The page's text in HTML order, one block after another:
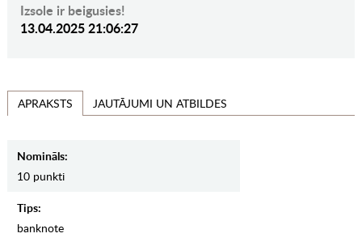
Izsole ir beigusies!
13.04.2025 21:06:27
APRAKSTS JAUTĀJUMI UN ATBILDES
Nomināls:
10 punkti
Tips:
banknote